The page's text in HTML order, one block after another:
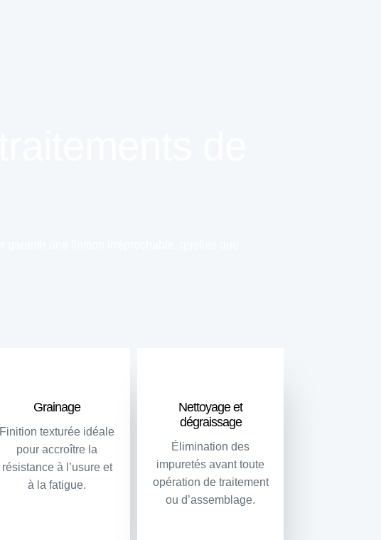
Grainage
Finition texturée idéale
pour accroître la
résistance à l’usure et
à la fatigue.
Nettoyage et
dégraissage
Élimination des
impuretés avant toute
opération de traitement
ou d’assemblage.